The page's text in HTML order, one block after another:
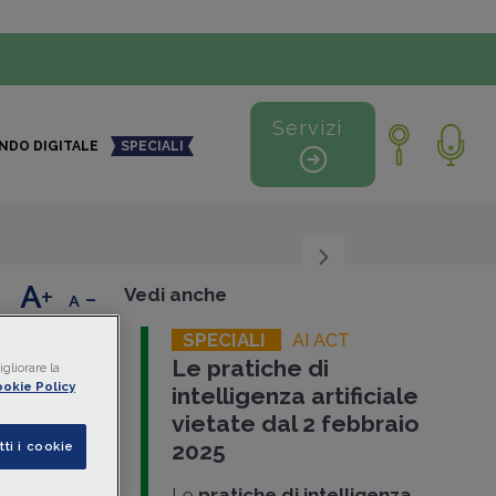
DIGITALE SPECIALI
Servizi
di
di
+ - Vedi anche
SPECIALI AI ACT
Le pratiche di
intelligenza artificiale
vietate dal 2 febbraio
2025
la
Policy
i cookie